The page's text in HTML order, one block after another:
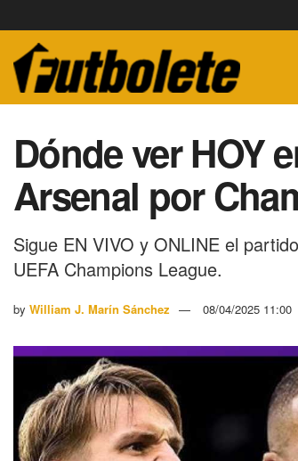
Dónde ver HOY
Arsenal por
Sigue EN VIVO y ONLINE el
UEFA Champions League.
by William J. Marín Sánchez 08/04/2025 11:00